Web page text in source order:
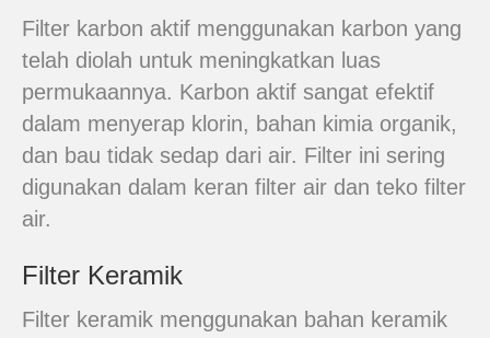
Filter karbon aktif menggunakan karbon yang
telah diolah untuk meningkatkan luas
permukaannya. Karbon aktif sangat efektif
dalam menyerap klorin, bahan kimia organik,
dan bau tidak sedap dari air. Filter ini sering
digunakan dalam keran filter air dan teko filter
air.
Filter Keramik
Filter keramik menggunakan bahan keramik